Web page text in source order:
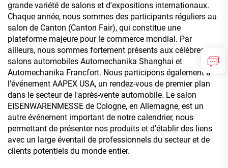
grande variété de salons et d'expositions internationaux.
Chaque année, nous sommes des participants réguliers au
salon de Canton (Canton Fair), qui constitue une
plateforme majeure pour le commerce mondial. Par
ailleurs, nous sommes fortement présents aux célèbres
salons automobiles Automechanika Shanghai et
Automechanika Francfort. Nous participons également à
l'événement AAPEX USA, un rendez-vous de premier plan
dans le secteur de l'après-vente automobile. Le salon
EISENWARENMESSE de Cologne, en Allemagne, est un
autre événement important de notre calendrier, nous
permettant de présenter nos produits et d'établir des liens
avec un large éventail de professionnels du secteur et de
clients potentiels du monde entier.